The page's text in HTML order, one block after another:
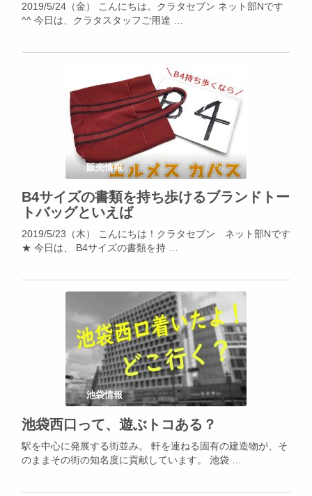
2019/5/24（金） こんにちは。クラタセブン ネット部Nです
^^ 今日は、クラタスタッフご用達 …
販売情報
B4サイズの書類を持ち歩けるブランドトー
トバッグといえば
2019/5/23（木） こんにちは！クラタセブン ネット部Nです
★ 今日は、 B4サイズの書類を持 …
池袋情報
池袋西口って、遊ぶトコある？
駅を中心に発展する街並み。 軒を連ねる固有の建造物が、そ
のままその街の知名度に貢献しています。 池袋 …